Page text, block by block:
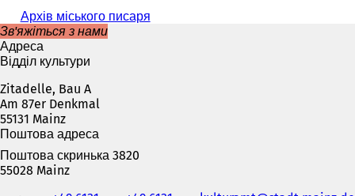
Архів міського писаря
Зв'яжіться з нами
Адреса
Відділ культури
Zitadelle, Bau A
Am 87er Denkmal
55131 Mainz
Поштова адреса
Поштова скринька 3820
55028 Mainz